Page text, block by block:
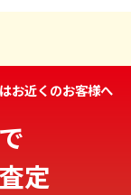
お近くのお客様へ
定